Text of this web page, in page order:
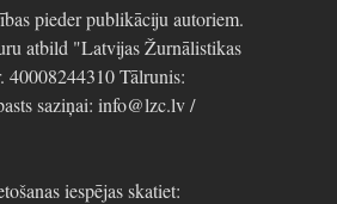
pieder publikāciju autoriem.
atbild "Latvijas Žurnālistikas
40008244310 Tālrunis:
saziņai: info@lzc.lv /
iespējas skatiet: